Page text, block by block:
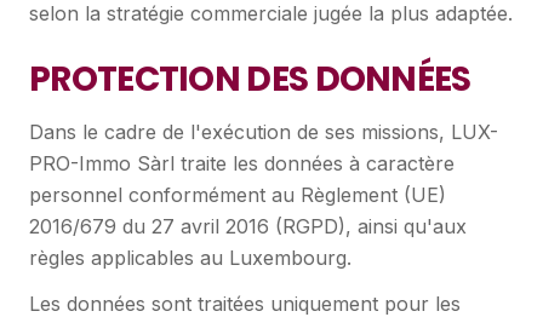
selon la stratégie commerciale jugée la plus adaptée.
PROTECTION DES DONNÉES
Dans le cadre de l'exécution de ses missions, LUX-
PRO-Immo Sàrl traite les données à caractère
personnel conformément au Règlement (UE)
2016/679 du 27 avril 2016 (RGPD), ainsi qu'aux
règles applicables au Luxembourg.
Les données sont traitées uniquement pour les